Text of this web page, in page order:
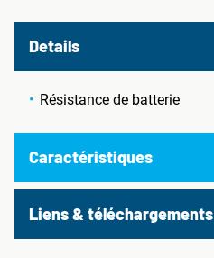
Details
Résistance de batterie
Caractéristiques
Liens & téléchargements